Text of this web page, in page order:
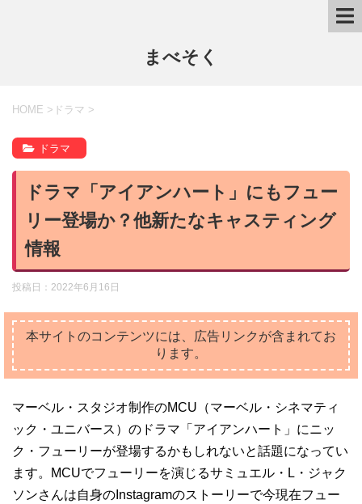
まべそく
HOME > ドラマ >
ドラマ
ドラマ「アイアンハート」にもフュー
リー登場か？他新たなキャスティング
情報
投稿日： 2022年6月16日
本サイトのコンテンツには、広告リンクが含まれてお
ります。
マーベル・スタジオ制作のMCU（マーベル・シネマティ
ック・ユニバース）のドラマ「アイアンハート」にニッ
ク・フューリーが登場するかもしれないと話題になってい
ます。MCUでフューリーを演じるサミュエル・L・ジャク
ソンさんは自身のInstagramのストーリーで今現在フュー